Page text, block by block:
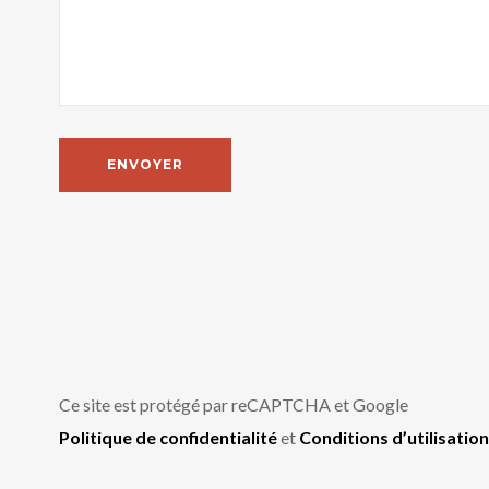
Ce site est protégé par reCAPTCHA et Google
Politique de confidentialitéet Conditions d’utilisation